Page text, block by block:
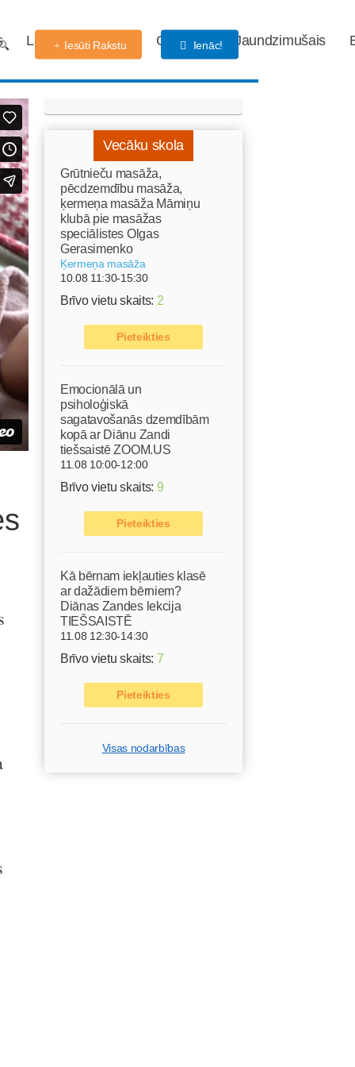
Labdarības fonds Gaidības Jaundzimušais
Iesūti Rakstu Ienāc!
Vecāku skola
Grūtnieču masāža,
pēcdzemdību masāža,
ķermeņa masāža Māmiņu
klubā pie masāžas
speciālistes Olgas
Gerasimenko
Ķermeņa masāža
10.08 11:30-15:30
Brīvo vietu skaits: 2
Pieteikties
Emocionālā un
psiholoģiskā
sagatavošanās dzemdībām
kopā ar Diānu Zandi
tiešsaistē ZOOM.US
11.08 10:00-12:00
Brīvo vietu skaits: 9
Pieteikties
Kā bērnam iekļauties klasē
ar dažādiem bērniem?
Diānas Zandes lekcija
TIEŠSAISTĒ
11.08 12:30-14:30
Brīvo vietu skaits: 7
Pieteikties
Visas nodarbības